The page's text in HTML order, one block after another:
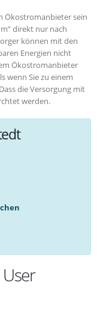
Ökostromanbieter sein
direkt nur nach
können mit den
Energien nicht
Ökostromanbieter
wenn Sie zu einem
die Versorgung mit
werden.